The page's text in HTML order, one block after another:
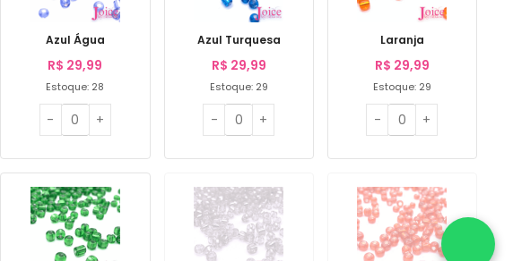
Azul Água
R$ 29,99
Estoque: 28
Azul Turquesa
R$ 29,99
Estoque: 29
Laranja
R$ 29,99
Estoque: 29